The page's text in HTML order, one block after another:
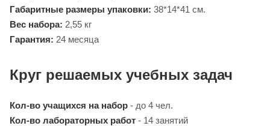
Габаритные размеры упаковки: 38*14*41 см.
Вес набора: 2,55 кг
Гарантия: 24 месяца
Круг решаемых учебных задач
Кол-во учащихся на набор - до 4 чел.
Кол-во лабораторных работ - 14 занятий